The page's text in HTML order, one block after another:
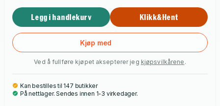
Legg i handlekurv Klikk&Hent
Kjøp med
Ved å fullføre kjøpet aksepterer jeg kjøpsvilkårene .
Kan bestilles til 147 butikker
På nettlager. Sendes innen 1-3 virkedager.